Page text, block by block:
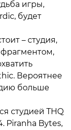
игры,
будет
– студия,
Вероятнее
больше
студией THQ
Piranha Bytes,